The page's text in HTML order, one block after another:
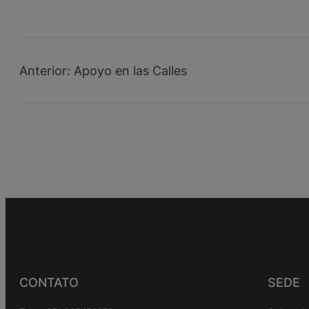
Anterior: Apoyo en las Calles
CONTATO SEDE